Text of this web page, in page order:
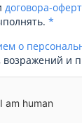
договора-
*
о
возражений и